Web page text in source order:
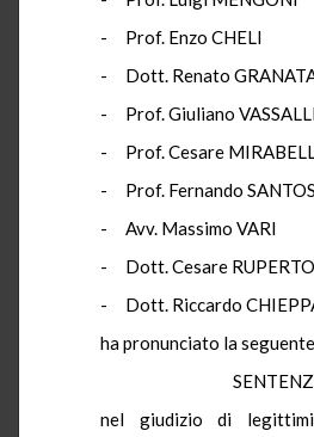
- Prof. Enzo CHELI
- Dott. Renato
- Prof. Giuliano
- Prof. Cesare
- Prof. Fernando
- Avv. Massimo VARI
- Dott. Cesare RUPERTO
- Dott. Riccardo
ha pronunciato la seguente
nel giudizio di